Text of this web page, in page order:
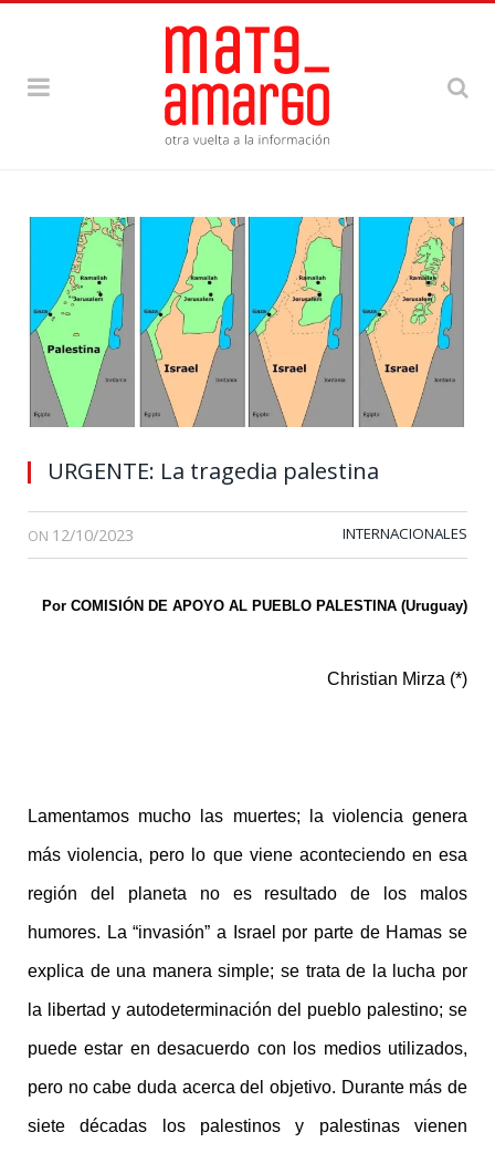
URGENTE: La tragedia palestina
ON 12/10/2023 INTERNACIONALES
Por COMISIÓN DE APOYO AL PUEBLO PALESTINA (Uruguay)
Christian Mirza (*)
Lamentamos mucho las muertes; la violencia genera
más violencia, pero lo que viene aconteciendo en esa
región del planeta no es resultado de los malos
humores. La “invasión” a Israel por parte de Hamas se
explica de una manera simple; se trata de la lucha por
la libertad y autodeterminación del pueblo palestino; se
puede estar en desacuerdo con los medios utilizados,
pero no cabe duda acerca del objetivo. Durante más de
siete décadas los palestinos y palestinas vienen